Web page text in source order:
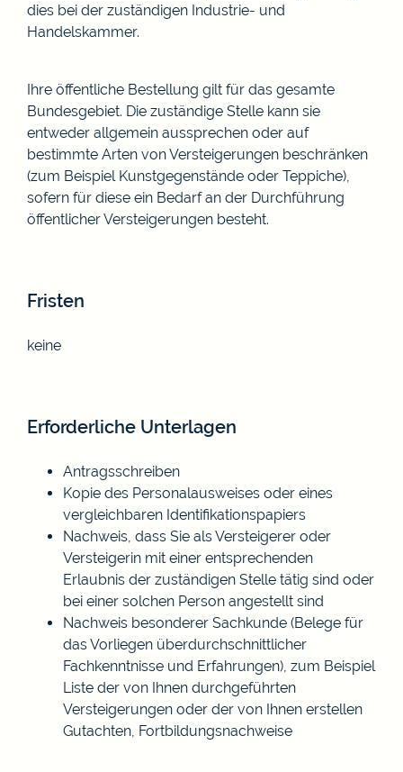
dies bei der zuständigen Industrie- und
Handelskammer.
Ihre öffentliche Bestellung gilt für das gesamte
Bundesgebiet. Die zuständige Stelle kann sie
entweder allgemein aussprechen oder auf
bestimmte Arten von Versteigerungen beschränken
(zum Beispiel Kunstgegenstände oder Teppiche),
sofern für diese ein Bedarf an der Durchführung
öffentlicher Versteigerungen besteht.
Fristen
keine
Erforderliche Unterlagen
Antragsschreiben
Kopie des Personalausweises oder eines
vergleichbaren Identifikationspapiers
Nachweis, dass Sie als Versteigerer oder
Versteigerin mit einer entsprechenden
Erlaubnis der zuständigen Stelle tätig sind oder
bei einer solchen Person angestellt sind
Nachweis besonderer Sachkunde (Belege für
das Vorliegen überdurchschnittlicher
Fachkenntnisse und Erfahrungen), zum Beispiel
Liste der von Ihnen durchgeführten
Versteigerungen oder der von Ihnen erstellen
Gutachten, Fortbildungsnachweise